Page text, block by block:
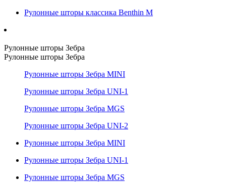
Рулонные шторы классика Benthin M
Рулонные шторы Зебра
Рулонные шторы Зебра
Рулонные шторы Зебра MINI
Рулонные шторы Зебра UNI-1
Рулонные шторы Зебра MGS
Рулонные шторы Зебра UNI-2
Рулонные шторы Зебра MINI
Рулонные шторы Зебра UNI-1
Рулонные шторы Зебра MGS